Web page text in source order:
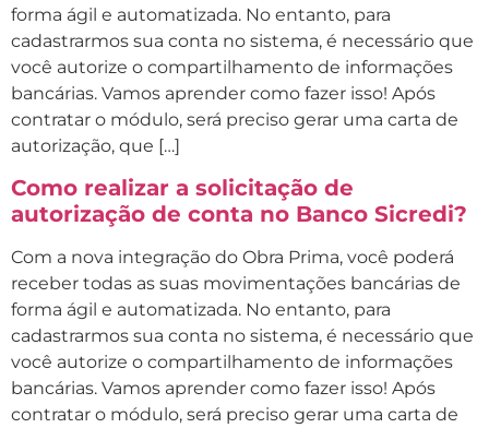
forma ágil e automatizada. No entanto, para
cadastrarmos sua conta no sistema, é necessário que
você autorize o compartilhamento de informações
bancárias. Vamos aprender como fazer isso! Após
contratar o módulo, será preciso gerar uma carta de
autorização, que […]
Como realizar a solicitação de
autorização de conta no Banco Sicredi?
Com a nova integração do Obra Prima, você poderá
receber todas as suas movimentações bancárias de
forma ágil e automatizada. No entanto, para
cadastrarmos sua conta no sistema, é necessário que
você autorize o compartilhamento de informações
bancárias. Vamos aprender como fazer isso! Após
contratar o módulo, será preciso gerar uma carta de